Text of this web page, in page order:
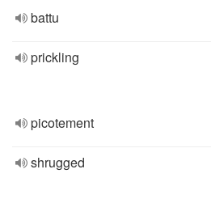
battu
prickling
picotement
shrugged